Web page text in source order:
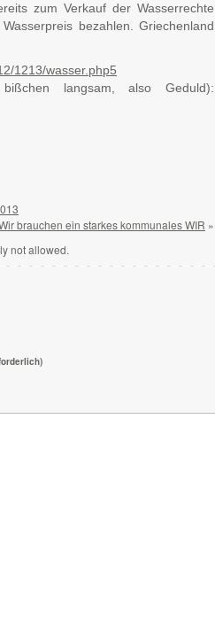
zum Verkauf der Wasserrechte
bezahlen. Griechenland
1213/wasser.php5
langsam, also Geduld):
brauchen ein starkes kommunales WIR »
not allowed.